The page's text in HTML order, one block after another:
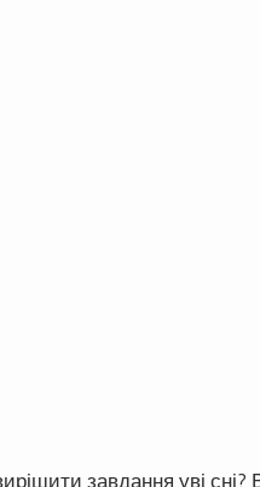
завдання уві сні?